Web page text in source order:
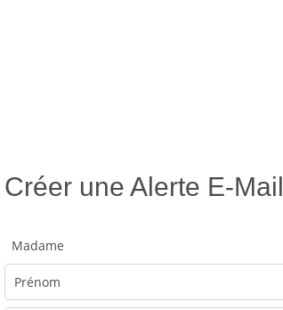
Créer une Alerte E-Mail
Madame